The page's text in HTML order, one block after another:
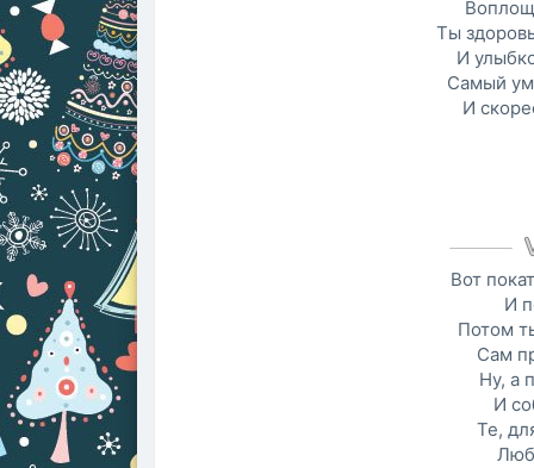
Ты
И
Самый
И
Вот
И
Потом
Сам
Ну, а
И
Те,